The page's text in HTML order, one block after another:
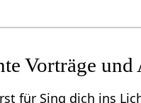
Vorträge
für Sing dich ins